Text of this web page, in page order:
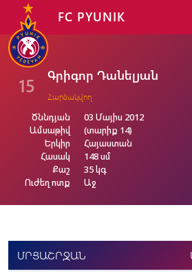
FC PYUNIK
15 Գրիգոր Դանելյան
Հարձակվող
Ծննդյան
Ամսաթիվ
Երկիր
Հասակ
Քաշ
Ուժեղ ոտք
03 Մայիս 2012
(տարիք 14)
Հայաստան
148 սմ
35 կգ
Աջ
ՄՐՑԱՇՐՋԱՆ